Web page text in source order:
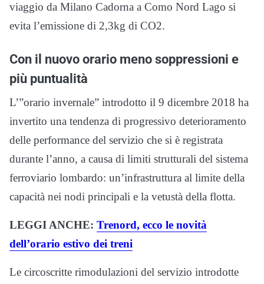
viaggio da Milano Cadorna a Como Nord Lago si
evita l’emissione di 2,3kg di CO2.
Con il nuovo orario meno soppressioni e
più puntualità
L’”orario invernale” introdotto il 9 dicembre 2018 ha
invertito una tendenza di progressivo deterioramento
delle performance del servizio che si è registrata
durante l’anno, a causa di limiti strutturali del sistema
ferroviario lombardo: un’infrastruttura al limite della
capacità nei nodi principali e la vetustà della flotta.
LEGGI ANCHE: Trenord, ecco le novità
dell’orario estivo dei treni
Le circoscritte rimodulazioni del servizio introdotte